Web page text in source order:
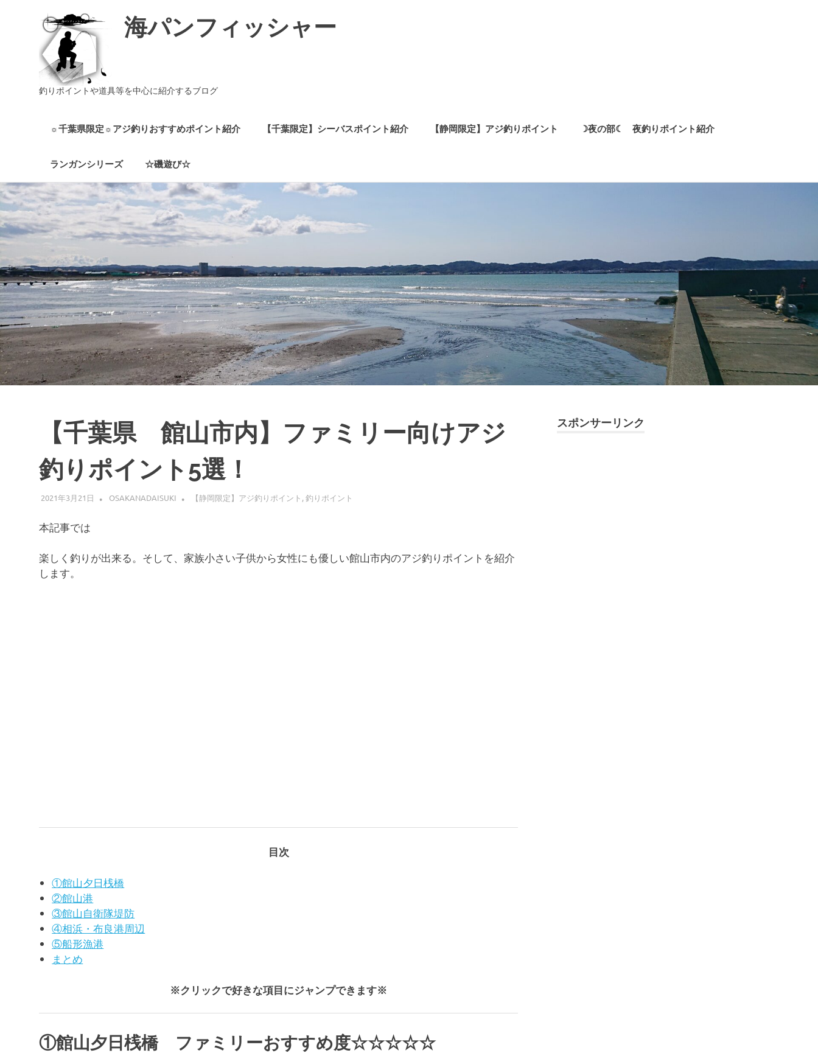
コ
ン
テ
ン
ツ
へ
ス
キ
ッ
プ
海パンフィッシャー
釣りポイントや道具等を中心に紹介するブログ
☼千葉県限定☼アジ釣りおすすめポイント紹介 【千葉限定】シーバスポイント紹介 【静岡限定】アジ釣りポイント ☽夜の部☾ 夜釣りポイント紹介
ランガンシリーズ ☆磯遊び☆
【千葉県 館山市内】ファミリー向けアジ
釣りポイント5選！
2021年3月21日 OSAKANADAISUKI 【静岡限定】アジ釣りポイント ,釣りポイント
本記事では
楽しく釣りが出来る。そして、家族小さい子供から女性にも優しい館山市内のアジ釣りポイントを紹介
します。
目次
①館山夕日桟橋
②館山港
③館山自衛隊堤防
④相浜・布良港周辺
⑤船形漁港
まとめ
※クリックで好きな項目にジャンプできます※
①館山夕日桟橋 ファミリーおすすめ度☆☆☆☆☆
スポンサーリンク